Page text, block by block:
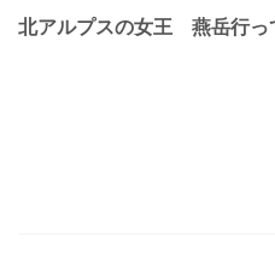
北アルプスの女王 燕岳行っ